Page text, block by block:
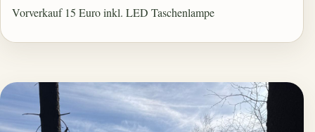
Vorverkauf 15 Euro inkl. LED Taschenlampe